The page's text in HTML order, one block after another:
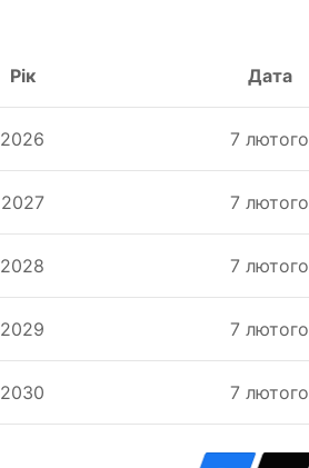
Рік Дата
2026 7 лютого
2027 7 лютого
2028 7 лютого
2029 7 лютого
2030 7 лютого